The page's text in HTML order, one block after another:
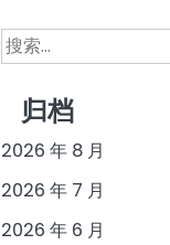
搜
索：
归档
2026 年 8 月
2026 年 7 月
2026 年 6 月